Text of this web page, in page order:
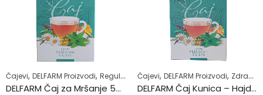
Čajevi, DELFARM Proizvodi, Regulacija tjelesne težine , Zdrav život
DELFARM Čaj za Mršanje 50g
Čajevi, DELFARM Proizvodi, Zdrav život
DELFARM Čaj Kunica – Hajdučka trava 50g